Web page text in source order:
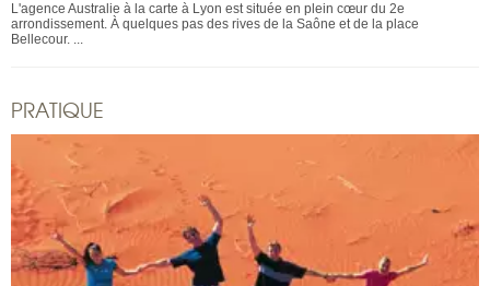
L'agence Australie à la carte à Lyon est située en plein cœur du 2e
arrondissement. À quelques pas des rives de la Saône et de la place
Bellecour. ...
PRATIQUE